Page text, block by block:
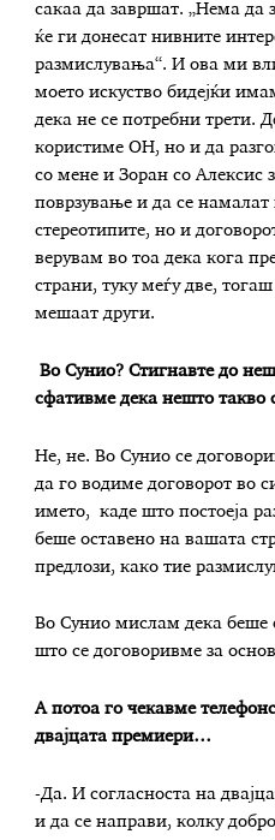
сакаа да завршат. „Нема да
ќе ги донесат нивните
размислувања“. И ова ми
моето искуство бидејќи
дека не се потребни трети.
користиме ОН, но и да
со мене и Зоран со Алексис
поврзување и да се намалат
стереотипите, но и
верувам во тоа дека кога
страни, туку меѓу две,
мешаат други.
Во Сунио? Стигнавте до
сфативме дека нешто такво
Не, не. Во Сунио се
да го водиме договорот во
името, каде што постоеја
беше оставено на вашата
предлози, како тие
Во Сунио мислам дека беше
што се договоривме за
А потоа го чекавме
двајцата премиери…
-Да. И согласноста на
и да се направи, колку